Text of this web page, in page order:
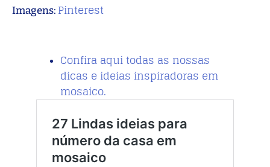
Imagens: Pinterest
Confira aqui todas as nossas
dicas e ideias inspiradoras em
mosaico.